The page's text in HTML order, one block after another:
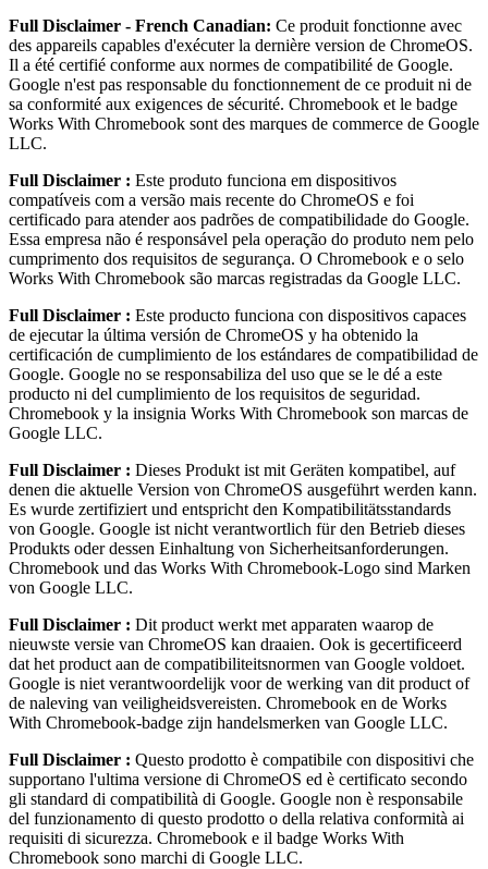
Full Disclaimer - French Canadian: Ce produit fonctionne avec
des appareils capables d'exécuter la dernière version de ChromeOS.
Il a été certifié conforme aux normes de compatibilité de Google.
Google n'est pas responsable du fonctionnement de ce produit ni de
sa conformité aux exigences de sécurité. Chromebook et le badge
Works With Chromebook sont des marques de commerce de Google
LLC.
Full Disclaimer : Este produto funciona em dispositivos
compatíveis com a versão mais recente do ChromeOS e foi
certificado para atender aos padrões de compatibilidade do Google.
Essa empresa não é responsável pela operação do produto nem pelo
cumprimento dos requisitos de segurança. O Chromebook e o selo
Works With Chromebook são marcas registradas da Google LLC.
Full Disclaimer : Este producto funciona con dispositivos capaces
de ejecutar la última versión de ChromeOS y ha obtenido la
certificación de cumplimiento de los estándares de compatibilidad de
Google. Google no se responsabiliza del uso que se le dé a este
producto ni del cumplimiento de los requisitos de seguridad.
Chromebook y la insignia Works With Chromebook son marcas de
Google LLC.
Full Disclaimer : Dieses Produkt ist mit Geräten kompatibel, auf
denen die aktuelle Version von ChromeOS ausgeführt werden kann.
Es wurde zertifiziert und entspricht den Kompatibilitätsstandards
von Google. Google ist nicht verantwortlich für den Betrieb dieses
Produkts oder dessen Einhaltung von Sicherheitsanforderungen.
Chromebook und das Works With Chromebook-Logo sind Marken
von Google LLC.
Full Disclaimer : Dit product werkt met apparaten waarop de
nieuwste versie van ChromeOS kan draaien. Ook is gecertificeerd
dat het product aan de compatibiliteitsnormen van Google voldoet.
Google is niet verantwoordelijk voor de werking van dit product of
de naleving van veiligheidsvereisten. Chromebook en de Works
With Chromebook-badge zijn handelsmerken van Google LLC.
Full Disclaimer : Questo prodotto è compatibile con dispositivi che
supportano l'ultima versione di ChromeOS ed è certificato secondo
gli standard di compatibilità di Google. Google non è responsabile
del funzionamento di questo prodotto o della relativa conformità ai
requisiti di sicurezza. Chromebook e il badge Works With
Chromebook sono marchi di Google LLC.